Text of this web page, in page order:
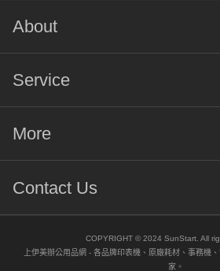
About
Service
More
Contact Us
COPYRIGHT © 2024 SunStart. All
上伊美辦公用品網 - 各品牌印表機、原廠耗材、事務機
家。